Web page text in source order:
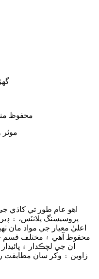
●
● محفوظ
●
اهو عام طور تي کاڌي
پروسيسنگ پلانٽس، ۽
اعليٰ معيار جي مواد مان
محفوظ آهي ۽ مختلف قسم
ان جي لچڪدار ۽
زاوين ۽ وکر سان مطابقت